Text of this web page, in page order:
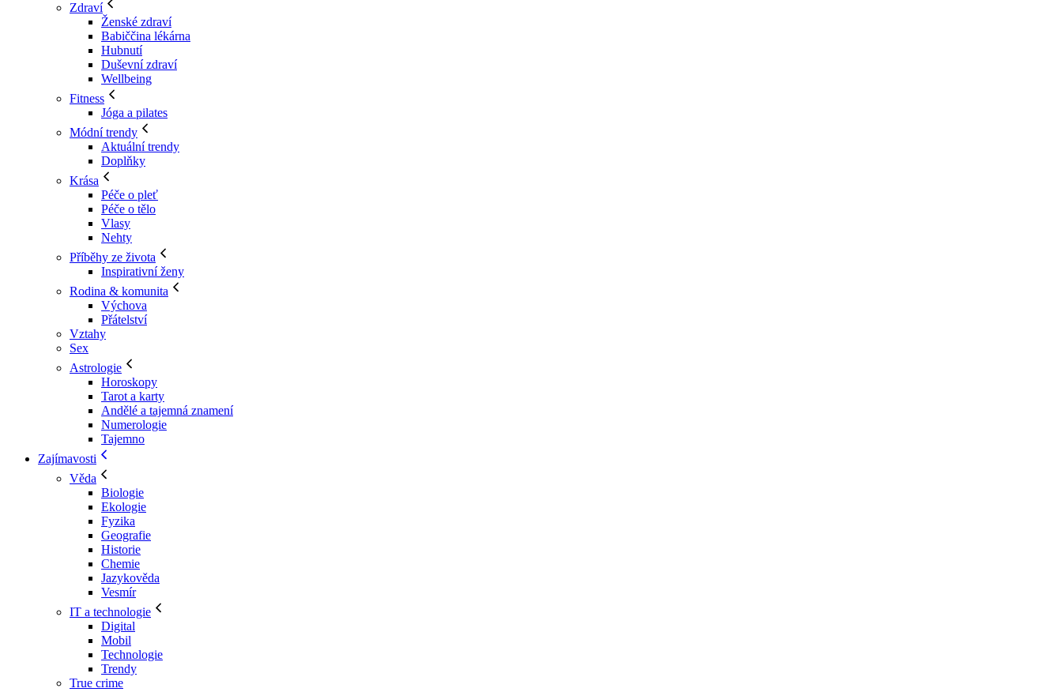
Zdraví
Ženské zdraví
Babiččina lékárna
Hubnutí
Duševní zdraví
Wellbeing
Fitness
Jóga a pilates
Módní trendy
Aktuální trendy
Doplňky
Krása
Péče o pleť
Péče o tělo
Vlasy
Nehty
Příběhy ze života
Inspirativní ženy
Rodina & komunita
Výchova
Přátelství
Vztahy
Sex
Astrologie
Horoskopy
Tarot a karty
Andělé a tajemná znamení
Numerologie
Tajemno
Zajímavosti
Věda
Biologie
Ekologie
Fyzika
Geografie
Historie
Chemie
Jazykověda
Vesmír
IT a technologie
Digital
Mobil
Technologie
Trendy
True crime